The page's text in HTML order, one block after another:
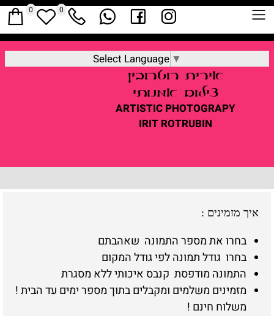
Select Language ▼
אירית רוטרובין
צילום אמנותי
ARTISTIC PHOTOGRAPY
IRIT ROTRUBIN
0 0
איך מזמינים :
בחרו את מספר התמונה שאהבתם
בחרו גודל תמונה לפי גודל המקום
התמונה מודפסת קנבס איכותי ללא מסגרת
מזמינים משלמים ומקבלים בתוך מספר ימים עד הבית !
משלוח חינם !